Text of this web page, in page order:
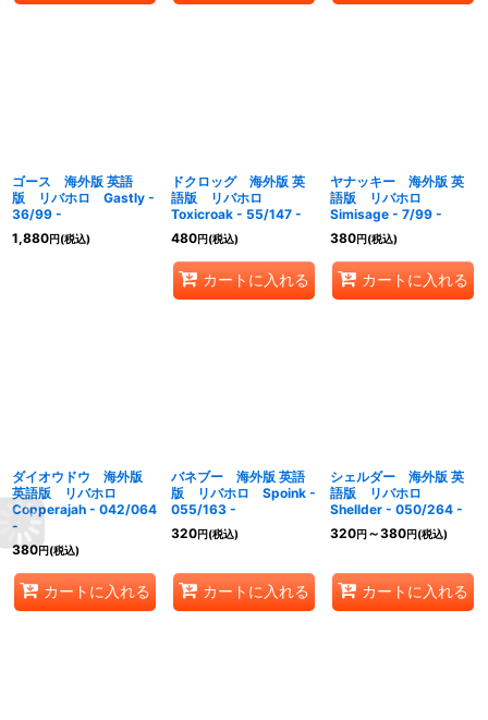
ゴース 海外版 英語
版 リバホロ Gastly -
36/99 -
1,880円(税込)
ドクロッグ 海外版 英
語版 リバホロ
Toxicroak - 55/147 -
480円(税込)
カートに入れる
ヤナッキー 海外版 英
語版 リバホロ
Simisage - 7/99 -
380円(税込)
カートに入れる
ダイオウドウ 海外版
英語版 リバホロ
Copperajah - 042/064
-
380円(税込)
カートに入れる
バネブー 海外版 英語
版 リバホロ Spoink -
055/163 -
320円(税込)
カートに入れる
シェルダー 海外版 英
語版 リバホロ
Shellder - 050/264 -
320円～380円(税込)
カートに入れる